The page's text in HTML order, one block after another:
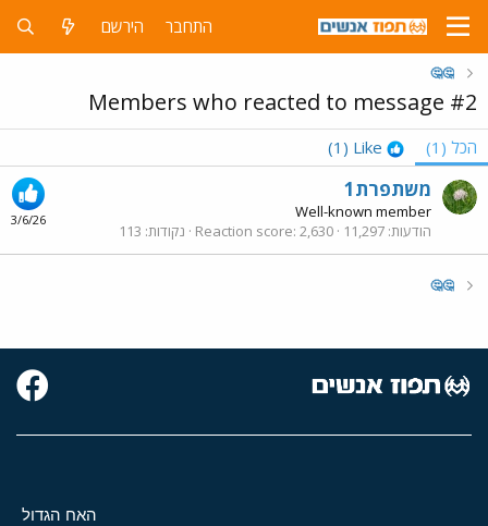
התחבר הירשם
🤔🤔
Members who reacted to message #2
הכל (1)
Like
(1)
3/6/26
משתפרת1
Well-known member
הודעות 11,297
Reaction score 2,630 נקודות 113
🤔🤔
האח הגדול